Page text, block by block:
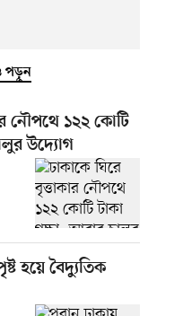
পড়ুন
নৌপথে ১২২ কোটি
উদ্যোগ
হয়ে বৈদ্যুতিক